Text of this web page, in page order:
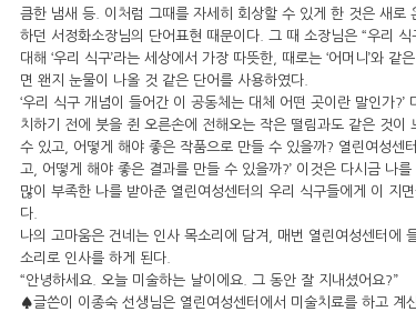
큼한 냄새 등. 이처럼 그때를 자세히 회상할 수 있게 한 것은 새로
하던 서정화소장님의 단어표현 때문이다. 그 때 소장님은 “우리
대해 ‘우리 식구’라는 세상에서 가장 따뜻한, 때로는 ‘어머니’와
면 왠지 눈물이 나올 것 같은 단어를 사용하였다.
‘우리 식구 개념이 들어간 이 공동체는 대체 어떤 곳이란 말인가?’
치하기 전에 붓을 쥔 오른손에 전해오는 작은 떨림과도 같은 것이
수 있고, 어떻게 해야 좋은 작품으로 만들 수 있을까? 열린여성센
고, 어떻게 해야 좋은 결과를 만들 수 있을까?’ 이것은 다시금 나
많이 부족한 나를 받아준 열린여성센터의 우리 식구들에게 이 지
다.
나의 고마움은 건네는 인사 목소리에 담겨, 매번 열린여성센터에
소리로 인사를 하게 된다.
“안녕하세요. 오늘 미술하는 날이에요. 그 동안 잘 지내셨어요?”
♠글쓴이 이종숙 선생님은 열린여성센터에서 미술치료를 하고 계